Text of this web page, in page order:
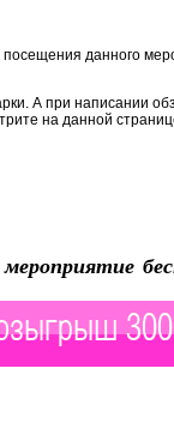
данного
А при написании
на данной